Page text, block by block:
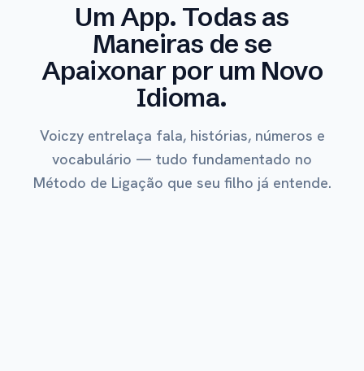
Um App. Todas as
Maneiras de se
Apaixonar por um Novo
Idioma.
Voiczy entrelaça fala, histórias, números e
vocabulário — tudo fundamentado no
Método de Ligação que seu filho já entende.